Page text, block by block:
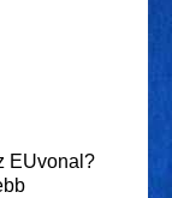
EUvonal?